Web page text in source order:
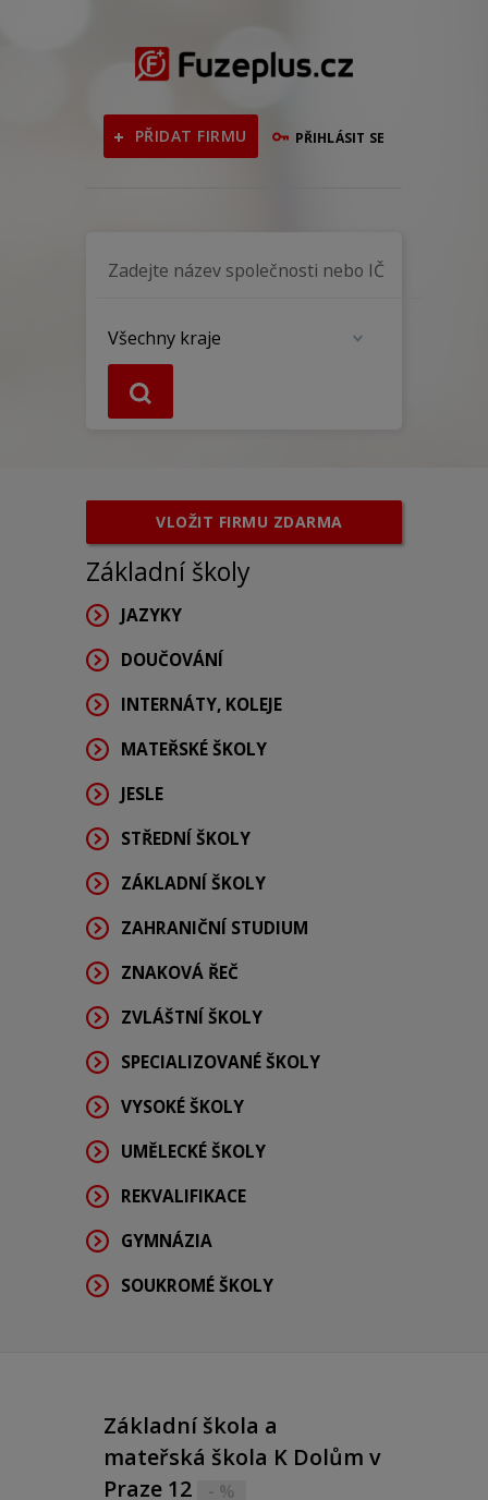
PŘIDAT FIRMU PŘIHLÁSIT SE
VLOŽIT FIRMU ZDARMA
Základní školy
JAZYKY
DOUČOVÁNÍ
INTERNÁTY, KOLEJE
MATEŘSKÉ ŠKOLY
JESLE
STŘEDNÍ ŠKOLY
ZÁKLADNÍ ŠKOLY
ZAHRANIČNÍ STUDIUM
ZNAKOVÁ ŘEČ
ZVLÁŠTNÍ ŠKOLY
SPECIALIZOVANÉ ŠKOLY
VYSOKÉ ŠKOLY
UMĚLECKÉ ŠKOLY
REKVALIFIKACE
GYMNÁZIA
SOUKROMÉ ŠKOLY
Základní škola a
mateřská škola K Dolům v
Praze 12
- %